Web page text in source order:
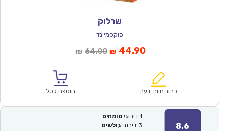
שרלוק
פוקסמיינד
₪ 64.00המחיר
₪64.00.
₪ 44.90המחיר
הוא:
כתוב חוות דעת הוספה לסל
8.6
1 דירוגי מומחים
3 דירוגי גולשים